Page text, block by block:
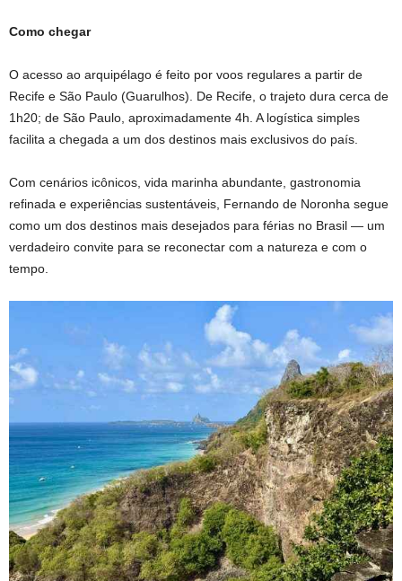
Como chegar
O acesso ao arquipélago é feito por voos regulares a partir de
Recife e São Paulo (Guarulhos). De Recife, o trajeto dura cerca de
1h20; de São Paulo, aproximadamente 4h. A logística simples
facilita a chegada a um dos destinos mais exclusivos do país.
Com cenários icônicos, vida marinha abundante, gastronomia
refinada e experiências sustentáveis, Fernando de Noronha segue
como um dos destinos mais desejados para férias no Brasil — um
verdadeiro convite para se reconectar com a natureza e com o
tempo.